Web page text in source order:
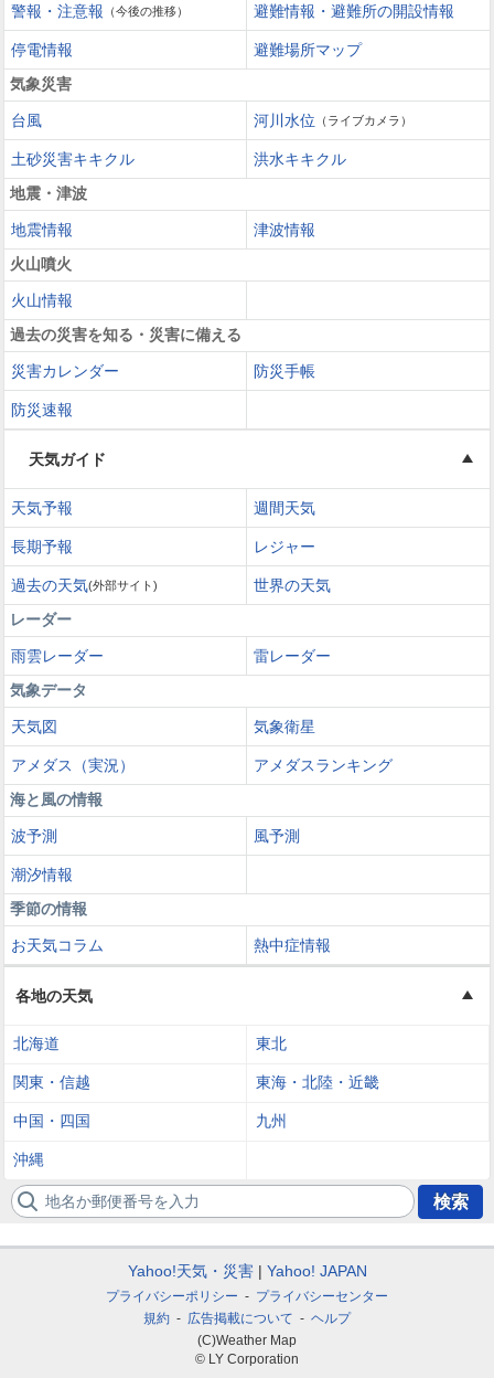
警報・注意報 （今後の推移） 避難情報・避難所の開設情報
停電情報
避難場所マップ
気象災害
台風 河川水位 （ライブカメラ）
土砂災害キキクル
洪水キキクル
地震・津波
地震情報
津波情報
火山噴火
火山情報
過去の災害を知る・災害に備える
災害カレンダー 防災手帳
防災速報
天気ガイド
天気予報 週間天気
長期予報 レジャー
過去の天気(外部サイト)
世界の天気
レーダー
雨雲レーダー
雷レーダー
気象データ
天気図 気象衛星
アメダス（実況）
アメダスランキング
海と風の情報
波予測 風予測
潮汐情報
季節の情報
お天気コラム 熱中症情報
各地の天気
北海道 東北
関東・信越 東海・北陸・近畿
中国・四国 九州
沖縄
地名か郵便番号を入力 検索
Yahoo!天気・災害 Yahoo! JAPAN
プライバシーポリシー
プライバシーセンター
規約
広告掲載について
ヘルプ
(C)Weather Map
© LY Corporation